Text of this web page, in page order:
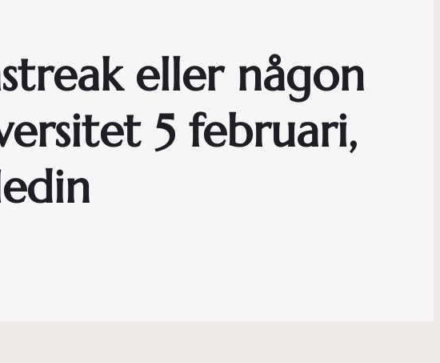
eller någon
5 februari,